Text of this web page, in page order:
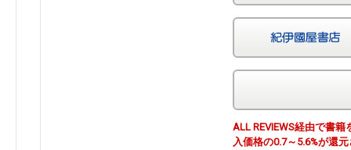
ALL REVIEWS経由で書
入価格の0.7～5.6%が還